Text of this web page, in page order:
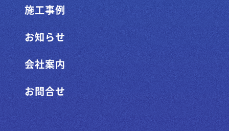
施工事例
お知らせ
会社案内
お問合せ